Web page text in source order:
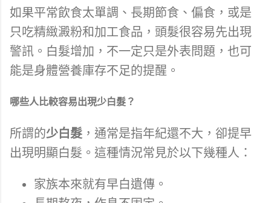
如果平常飲食太單調、長期節食、偏食，或是
只吃精緻澱粉和加工食品，頭髮很容易先出現
警訊。白髮增加，不一定只是外表問題，也可
能是身體營養庫存不足的提醒。
哪些人比較容易出現少白髮？
所謂的少白髮 ，通常是指年紀還不大，卻提早
出現明顯白髮。這種情況常見於以下幾種人：
家族本來就有早白遺傳。